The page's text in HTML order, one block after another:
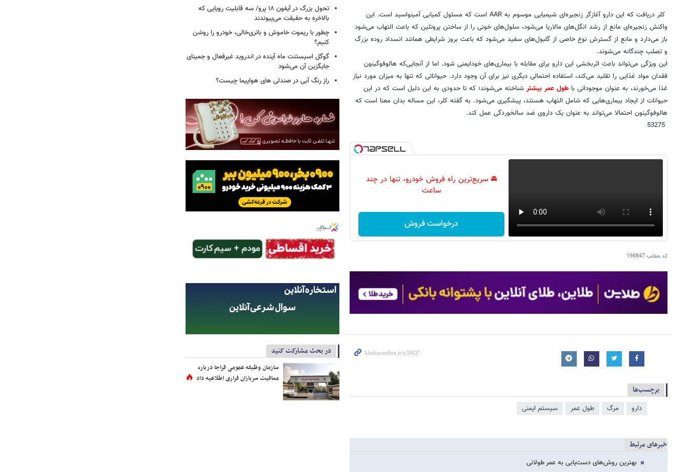
کلر دریافت که این دارو آغازگر زنجیره‌ای شیمیایی موسوم به AAR است که مسئول کمیابی آمینواسید است. این
واکنش زنجیره‌ای مانع از رشد انگل‌های مالاریا می‌شود، سلول‌های خونی را از ساختن پروتئین که باعث التهاب می‌شود
باز می‌دارد و مانع از گسترش نوع خاصی از گلبول‌های سفید می‌شود که باعث بروز شرایطی همانند انسداد روده بزرگ
و تصلب چندگانه می‌شوند.
این ویژگی می‌تواند باعث اثربخشی این دارو برای مقابله با بیماری‌های خودایمنی شود. اما از آنجایی‌که هالوفوگینون
فقدان مواد غذایی را تقلید می‌کند، استفاده احتمالی دیگری نیز برای آن وجود دارد. حیواناتی که تنها به میزان مورد نیاز
غذا می‌خورند، به عنوان موجوداتی با طول عمر بیشترشناخته می‌شوند؛ که تا حدودی به این دلیل است که در این
حیوانات از ایجاد بیماری‌هایی که شامل التهاب هستند، پیشگیری می‌شود. به گفته کلر، این مساله بدان معنا است که
هالوفوگینون احتمالا می‌تواند به عنوان یک داروی ضد سالخوردگی عمل کند.
🚘 سریع‌ترین راه فروش خودرو، تنها در چند
ساعت
درخواست فروش
کد مطلب198847
برچسب‌ها
دارو مرگ طول عمر سیستم ایمنی
خبرهای مرتبط
بهترین روش‌های دست‌یابی به عمر طولانی
تحول بزرگ در آیفون ۱۸ پرو/ سه قابلیت رویایی که
بالاخره به حقیقت می‌پیوندند
چطور با ریموت خاموش و باتری‌خالی، خودرو را روشن
کنیم؟
گوگل اسیستنت ماه آینده در اندروید غیرفعال و جمینای
جایگزین آن می‌شود
راز رنگ آبی در صندلی های هواپیما چیست؟
در بحث مشارکت کنید
سازمان وظیفه عمومی فراجا درباره
معافیت سربازان فراری اطلاعیه داد